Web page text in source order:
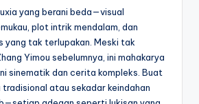
yang berani beda—visual
plot intrik mendalam, dan
yang tak terlupakan. Meski tak
Yimou sebelumnya, ini mahakarya
sinematik dan cerita kompleks. Buat
atau sekadar keindahan